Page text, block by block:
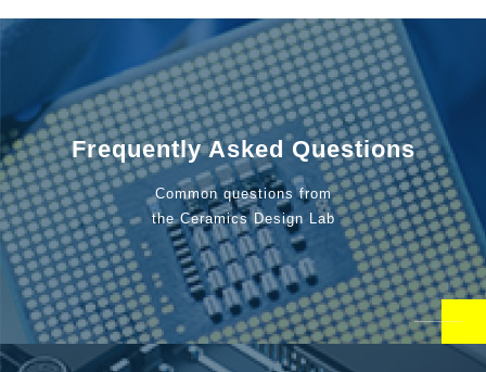
Frequently Asked Questions
Common questions from
the Ceramics Design Lab